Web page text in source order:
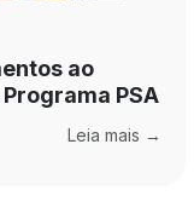
ao
PSA
Leia mais →